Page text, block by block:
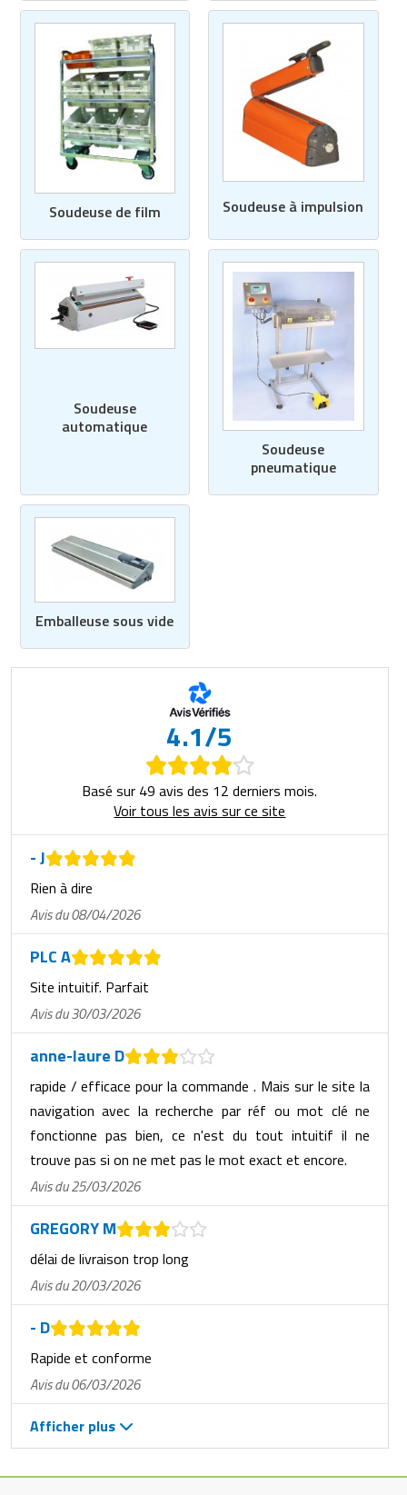
Soudeuse de film Soudeuse à impulsion
Soudeuse
automatique
Soudeuse
pneumatique
Emballeuse sous vide
4.1/5
Basé sur 49 avis des 12 derniers mois.
Voir tous les avis sur ce site
- J
Rien à dire
Avis du 08/04/2026
PLC A
Site intuitif. Parfait
Avis du 30/03/2026
anne-laure D
rapide / efficace pour la commande . Mais sur le site la
navigation avec la recherche par réf ou mot clé ne
fonctionne pas bien, ce n'est du tout intuitif il ne
trouve pas si on ne met pas le mot exact et encore.
Avis du 25/03/2026
GREGORY M
délai de livraison trop long
Avis du 20/03/2026
- D
Rapide et conforme
Avis du 06/03/2026
Afficher plus